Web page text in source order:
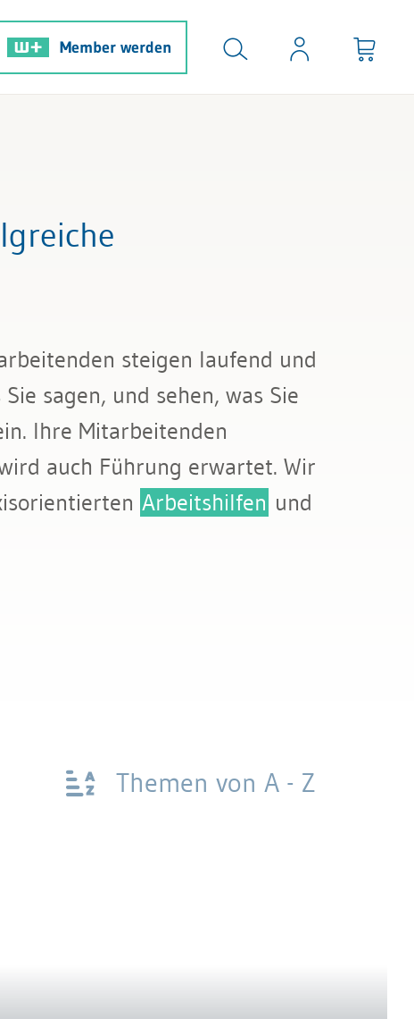
Member werden
steigen laufend und
sagen, und sehen, was Sie
Ihre Mitarbeitenden
auch Führung erwartet. Wir
Arbeitshilfen und
Themen von A - Z